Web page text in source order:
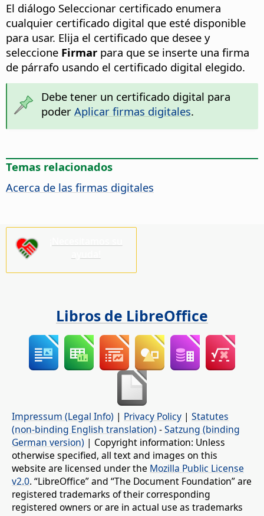
El diálogo Seleccionar certificado enumera
cualquier certificado digital que esté disponible
para usar. Elija el certificado que desee y
seleccione Firmar para que se inserte una firma
de párrafo usando el certificado digital elegido.
Debe tener un certificado digital para
poder Aplicar firmas digitales.
Temas relacionados
Acerca de las firmas digitales
Libros de LibreOffice
Impressum (Legal Info) | Privacy Policy | Statutes
(non-binding English translation) -Satzung (binding
German version) | Copyright information: Unless
otherwise specified, all text and images on this
website are licensed under the Mozilla Public License
v2.0. “LibreOffice” and “The Document Foundation” are
registered trademarks of their corresponding
registered owners or are in actual use as trademarks